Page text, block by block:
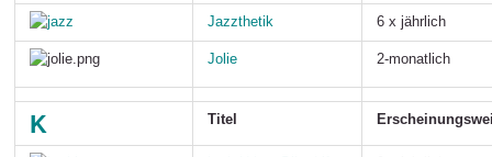
Jazzthetik 6 x jährlich
Jolie 2-monatlich
K Titel